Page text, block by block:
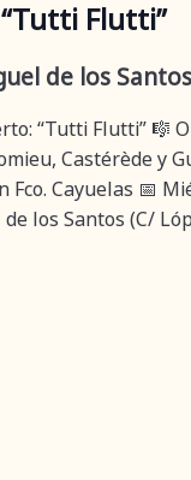
Flutti”
de los Santos
“Tutti Flutti” 🎼
Castérède y
Fco. Cayuelas 📅
los Santos (C/